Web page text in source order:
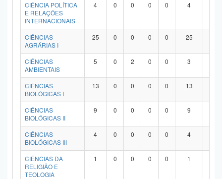
CIÊNCIA POLÍTICA
E RELAÇÕES
INTERNACIONAIS
4 0 0 0 0 4
CIÊNCIAS
AGRÁRIAS I
25 0 0 0 0 25
CIÊNCIAS
AMBIENTAIS
5 0 2 0 0 3
CIÊNCIAS
BIOLÓGICAS I
13 0 0 0 0 13
CIÊNCIAS
BIOLÓGICAS II
9 0 0 0 0 9
CIÊNCIAS
BIOLÓGICAS III
4 0 0 0 0 4
CIÊNCIAS DA
RELIGIÃO E
TEOLOGIA
1 0 0 0 0 1